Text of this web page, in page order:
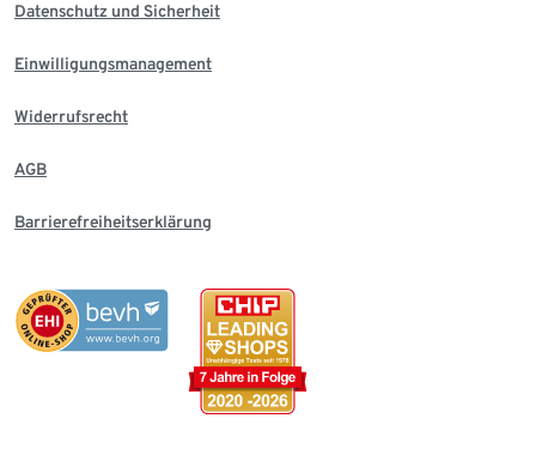
Datenschutz und Sicherheit
Einwilligungsmanagement
Widerrufsrecht
AGB
Barrierefreiheitserklärung